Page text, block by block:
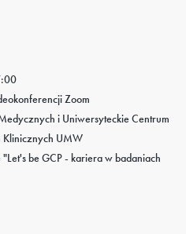
Zoom
i Uniwersyteckie Centrum
Klinicznych UMW
be GCP - kariera w badaniach